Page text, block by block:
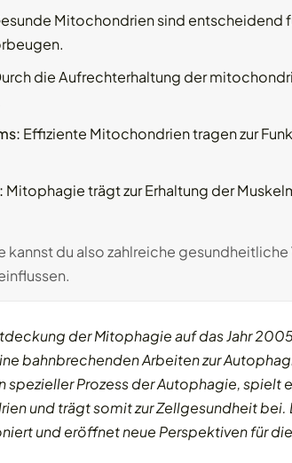
Mitochondrien sind entscheidend
die Aufrechterhaltung der
Effiziente Mitochondrien tragen zur
Mitophagie trägt zur Erhaltung der
du also zahlreiche
der Mitophagie auf das Jahr
bahnbrechenden Arbeiten zur
spezieller Prozess der Autophagie,
und trägt somit zur Zellgesundheit bei.
und eröffnet neue Perspektiven für